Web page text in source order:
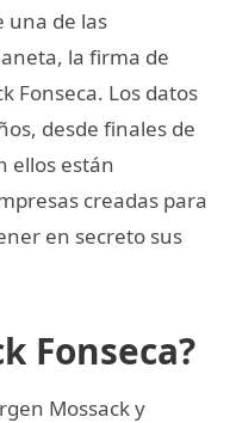
una de las
la firma de
Fonseca. Los datos
desde finales de
ellos están
creadas para
en secreto sus
Fonseca?
Mossack y